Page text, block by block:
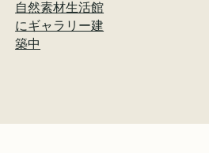
自然素材生活館
にギャラリー建
築中